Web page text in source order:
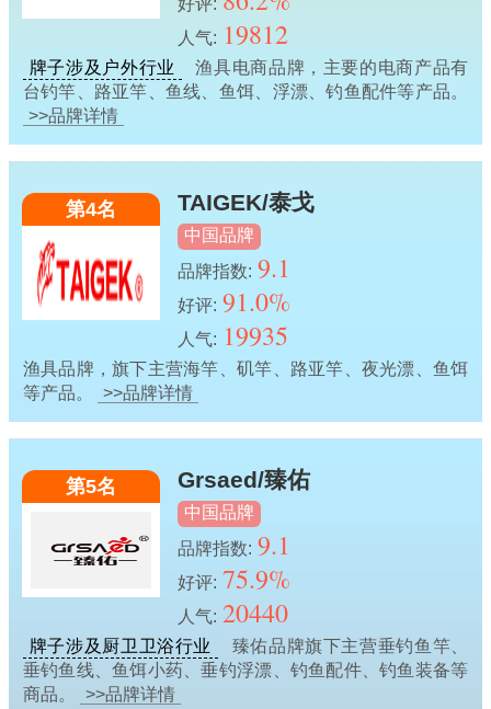
好评:
人气: 19812
牌子涉及户外行业
渔具电商品牌，主要的电商产品有
台钓竿、路亚竿、鱼线、鱼饵、浮漂、钓鱼配件等产品。
>>品牌详情
第4名 TAIGEK/泰戈
中国品牌
品牌指数: 9.1
好评: 91.0%
人气: 19935
渔具品牌，旗下主营海竿、矶竿、路亚竿、夜光漂、鱼饵
等产品。
>>品牌详情
第5名 Grsaed/臻佑
中国品牌
品牌指数: 9.1
好评: 75.9%
人气: 20440
牌子涉及厨卫卫浴行业
臻佑品牌旗下主营垂钓鱼竿、
垂钓鱼线、鱼饵小药、垂钓浮漂、钓鱼配件、钓鱼装备等
商品。
>>品牌详情